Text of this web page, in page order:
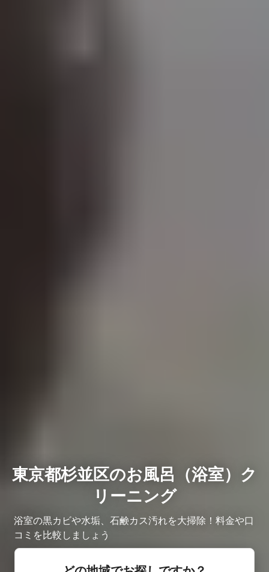
東京都杉並区のお風呂（浴室）ク
リーニング
浴室の黒カビや水垢、石鹸カス汚れを大掃除！料金や口
コミを比較しましょう